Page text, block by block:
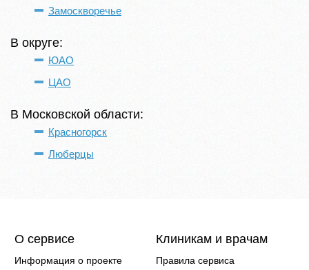
Замоскворечье
В округе:
ЮАО
ЦАО
В Московской области:
Красногорск
Люберцы
О сервисе
Информация о проекте
Клиникам и врачам
Правила сервиса